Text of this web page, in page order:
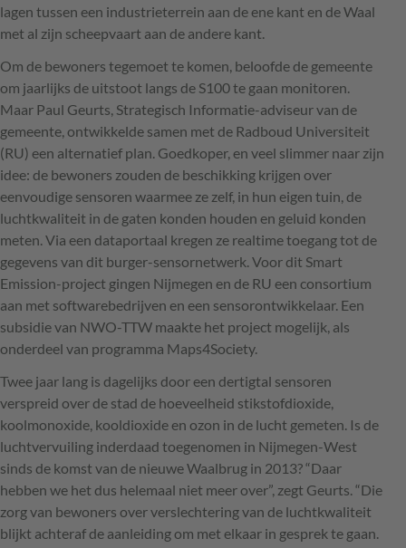
lagen tussen een industrieterrein aan de ene kant en de Waal
met al zijn scheepvaart aan de andere kant.
Om de bewoners tegemoet te komen, beloofde de gemeente
om jaarlijks de uitstoot langs de S100 te gaan monitoren.
Maar Paul Geurts, Strategisch Informatie-adviseur van de
gemeente, ontwikkelde samen met de Radboud Universiteit
(RU) een alternatief plan. Goedkoper, en veel slimmer naar zijn
idee: de bewoners zouden de beschikking krijgen over
eenvoudige sensoren waarmee ze zelf, in hun eigen tuin, de
luchtkwaliteit in de gaten konden houden en geluid konden
meten. Via een dataportaal kregen ze realtime toegang tot de
gegevens van dit burger-sensornetwerk. Voor dit Smart
Emission-project gingen Nijmegen en de RU een consortium
aan met softwarebedrijven en een sensorontwikkelaar. Een
subsidie van NWO-TTW maakte het project mogelijk, als
onderdeel van programma Maps4Society.
Twee jaar lang is dagelijks door een dertigtal sensoren
verspreid over de stad de hoeveelheid stikstofdioxide,
koolmonoxide, kooldioxide en ozon in de lucht gemeten. Is de
luchtvervuiling inderdaad toegenomen in Nijmegen-West
sinds de komst van de nieuwe Waalbrug in 2013? “Daar
hebben we het dus helemaal niet meer over”, zegt Geurts. “Die
zorg van bewoners over verslechtering van de luchtkwaliteit
blijkt achteraf de aanleiding om met elkaar in gesprek te gaan.